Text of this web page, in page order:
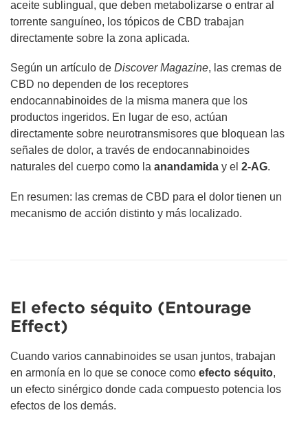
aceite sublingual, que deben metabolizarse o entrar al
torrente sanguíneo, los tópicos de CBD trabajan
directamente sobre la zona aplicada.
Según un artículo de Discover Magazine, las cremas de
CBD no dependen de los receptores
endocannabinoides de la misma manera que los
productos ingeridos. En lugar de eso, actúan
directamente sobre neurotransmisores que bloquean las
señales de dolor, a través de endocannabinoides
naturales del cuerpo como la anandamida y el 2-AG.
En resumen: las cremas de CBD para el dolor tienen un
mecanismo de acción distinto y más localizado.
El efecto séquito (Entourage
Effect)
Cuando varios cannabinoides se usan juntos, trabajan
en armonía en lo que se conoce como efecto séquito,
un efecto sinérgico donde cada compuesto potencia los
efectos de los demás.